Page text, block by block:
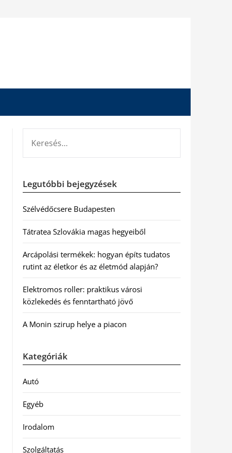
Legutóbbi bejegyzések
Szélvédőcsere Budapesten
Tátratea Szlovákia magas hegyeiből
Arcápolási termékek: hogyan építs tudatos
rutint az életkor és az életmód alapján?
Elektromos roller: praktikus városi
közlekedés és fenntartható jövő
A Monin szirup helye a piacon
Kategóriák
Autó
Egyéb
Irodalom
Szolgáltatás